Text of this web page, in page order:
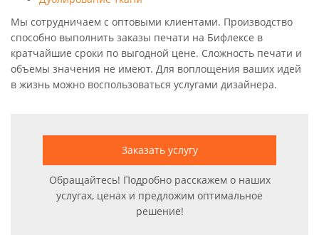
Мы сотрудничаем с оптовыми клиентами. Производство
способно выполнить заказы печати на Бифлексе в
кратчайшие сроки по выгодной цене. Сложность печати и
объемы значения не имеют. Для воплощения ваших идей
в жизнь можно воспользоваться услугами дизайнера.
Заказать услугу
Обращайтесь! Подробно расскажем о наших
услугах, ценах и предложим оптимальное
решение!